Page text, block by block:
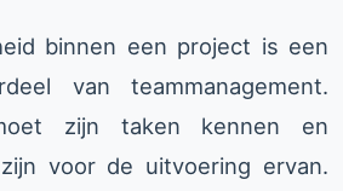
binnen een project is een
van teammanagement.
zijn taken kennen en
voor de uitvoering ervan.